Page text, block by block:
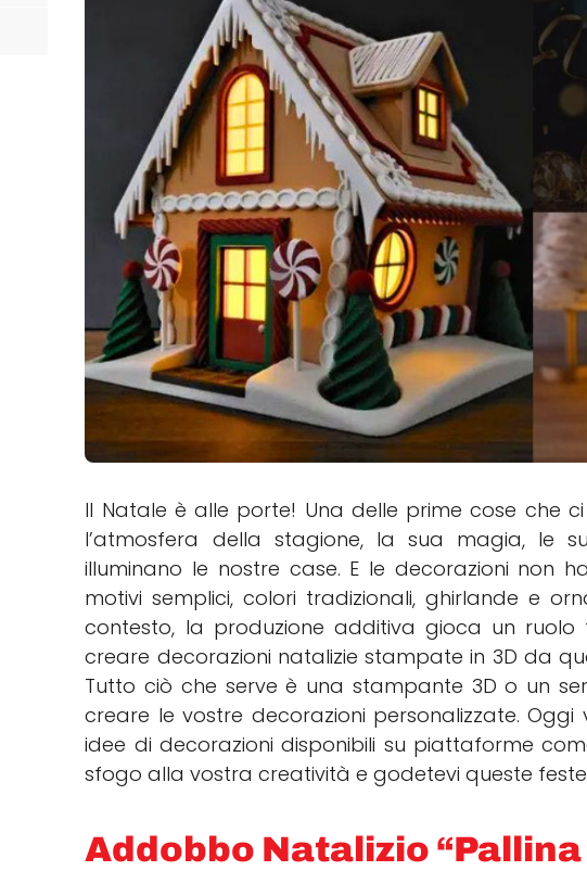
Il Natale è alle porte! Una delle prime cose che
l’atmosfera della stagione, la sua magia, le
illuminano le nostre case. E le decorazioni non
motivi semplici, colori tradizionali, ghirlande e
contesto, la produzione additiva gioca un
creare decorazioni natalizie stampate in 3D da
Tutto ciò che serve è una stampante 3D o un
creare le vostre decorazioni personalizzate.
idee di decorazioni disponibili su piattaforme
sfogo alla vostra creatività e godetevi queste
Addobbo Natalizio “Pallina